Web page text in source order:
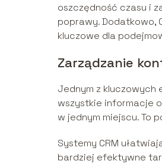
oszczędność czasu i
poprawy. Dodatkowo,
kluczowe dla
Zarządzanie
Jednym z kluczowych
wszystkie informacje
w jednym miejscu. To
Systemy CRM
bardziej efektywne